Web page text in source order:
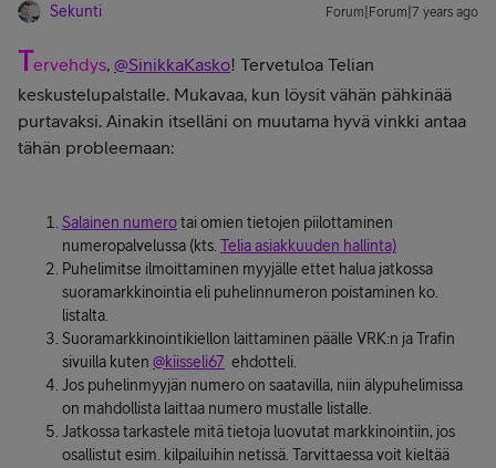
Sekunti Forum|Forum|7 years ago
Tervehdys, @SinikkaKasko! Tervetuloa Telian
keskustelupalstalle. Mukavaa, kun löysit vähän pähkinää
purtavaksi. Ainakin itselläni on muutama hyvä vinkki antaa
tähän probleemaan:
Salainen numerotai omien tietojen piilottaminen
numeropalvelussa (kts. Telia asiakkuuden hallinta)
Puhelimitse ilmoittaminen myyjälle ettet halua jatkossa
suoramarkkinointia eli puhelinnumeron poistaminen ko.
listalta.
Suoramarkkinointikiellon laittaminen päälle VRK:n ja Trafin
sivuilla kuten @kiisseli67 ehdotteli.
Jos puhelinmyyjän numero on saatavilla, niin älypuhelimissa
on mahdollista laittaa numero mustalle listalle.
Jatkossa tarkastele mitä tietoja luovutat markkinointiin, jos
osallistut esim. kilpailuihin netissä. Tarvittaessa voit kieltää